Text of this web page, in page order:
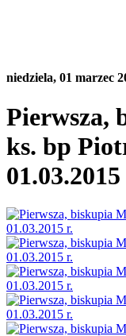
niedziela, 01 marzec
Pierwsza,
ks. bp